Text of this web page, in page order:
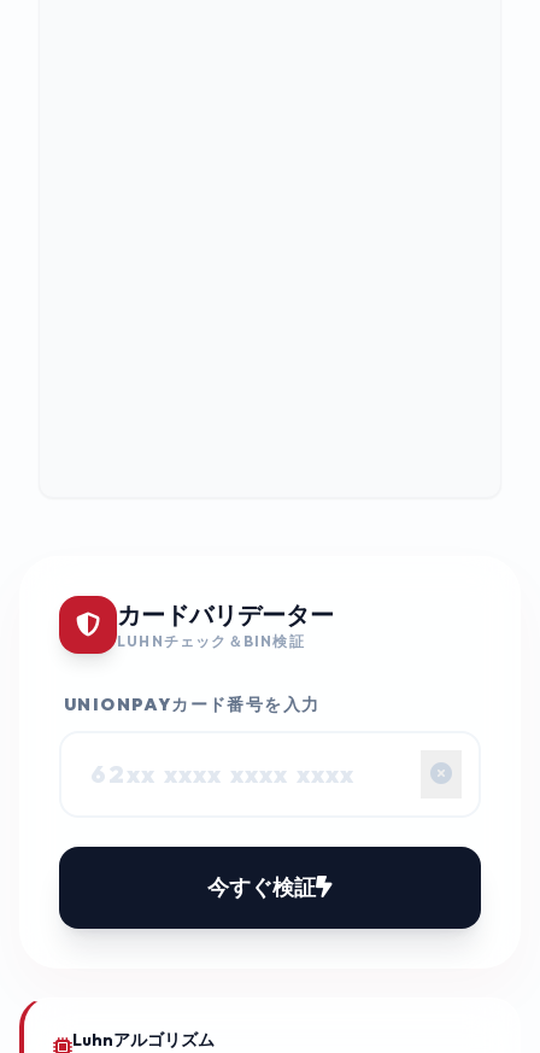
カードバリデーター
LUHNチェック＆BIN検証
UNIONPAYカード番号を入力
今すぐ検証
Luhnアルゴリズム